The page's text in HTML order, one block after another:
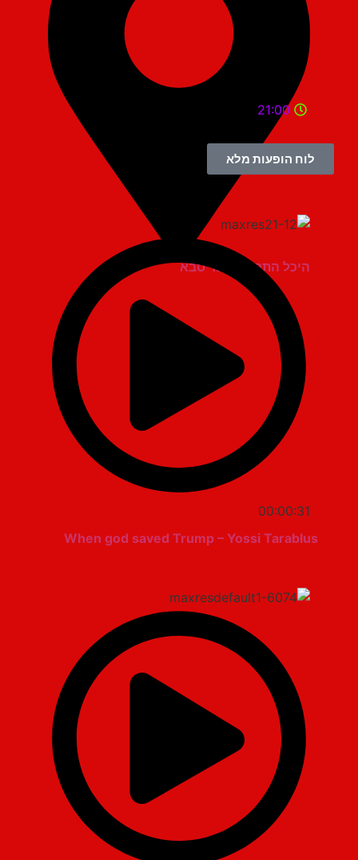
היכל התרבות כפר סבא
21:00
לוח הופעות מלא
00:00:31
When god saved Trump – Yossi Tarablus